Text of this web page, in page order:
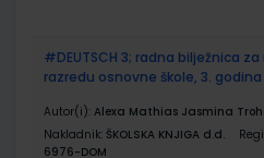
#DEUTSCH 3; radna bilježnica
razredu osnovne škole, 3.
Autor(i): Alexa Mathias Jasmina
Nakladnik: ŠKOLSKA KNJIGA d.d.
6976-DOM